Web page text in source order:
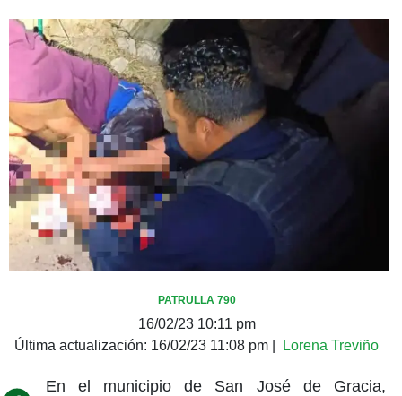
PATRULLA 790
16/02/23 10:11 pm
Última actualización: 16/02/23 11:08 pm Lorena Treviño
En el municipio de San José de Gracia,